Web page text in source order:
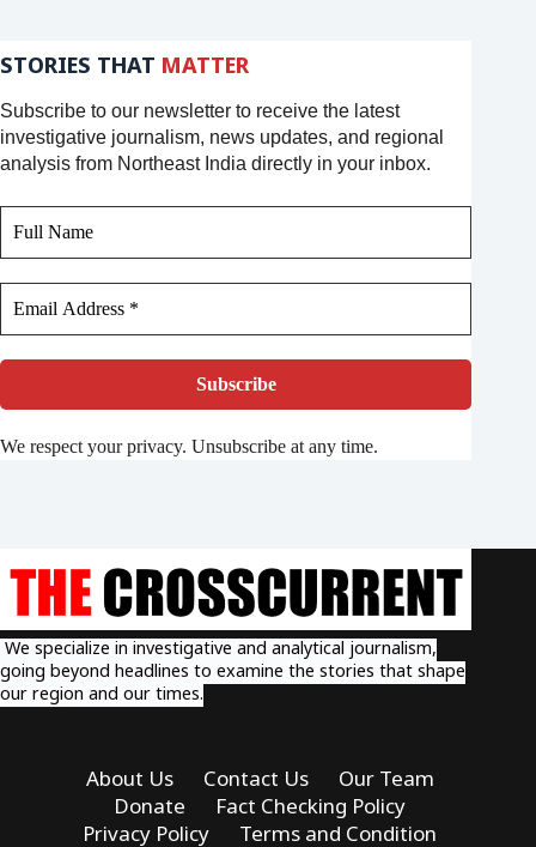
STORIES THAT MATTER
Subscribe to our newsletter to receive the latest
investigative journalism, news updates, and regional
analysis from Northeast India directly in your inbox.
We respect your privacy. Unsubscribe at any time.
We specialize in investigative and analytical journalism,
going beyond headlines to examine the stories that shape
our region and our times.
About Us Contact Us
Our Team
Donate
Fact Checking Policy
Privacy Policy
Terms and Condition